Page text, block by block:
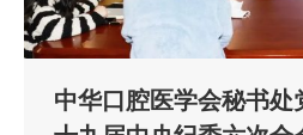
中华口腔医学会秘书处